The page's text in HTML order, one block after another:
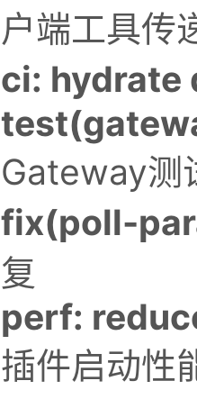
户端工具传
ci: hydrate
Gateway测
fix(poll-
复
perf:
插件启动性